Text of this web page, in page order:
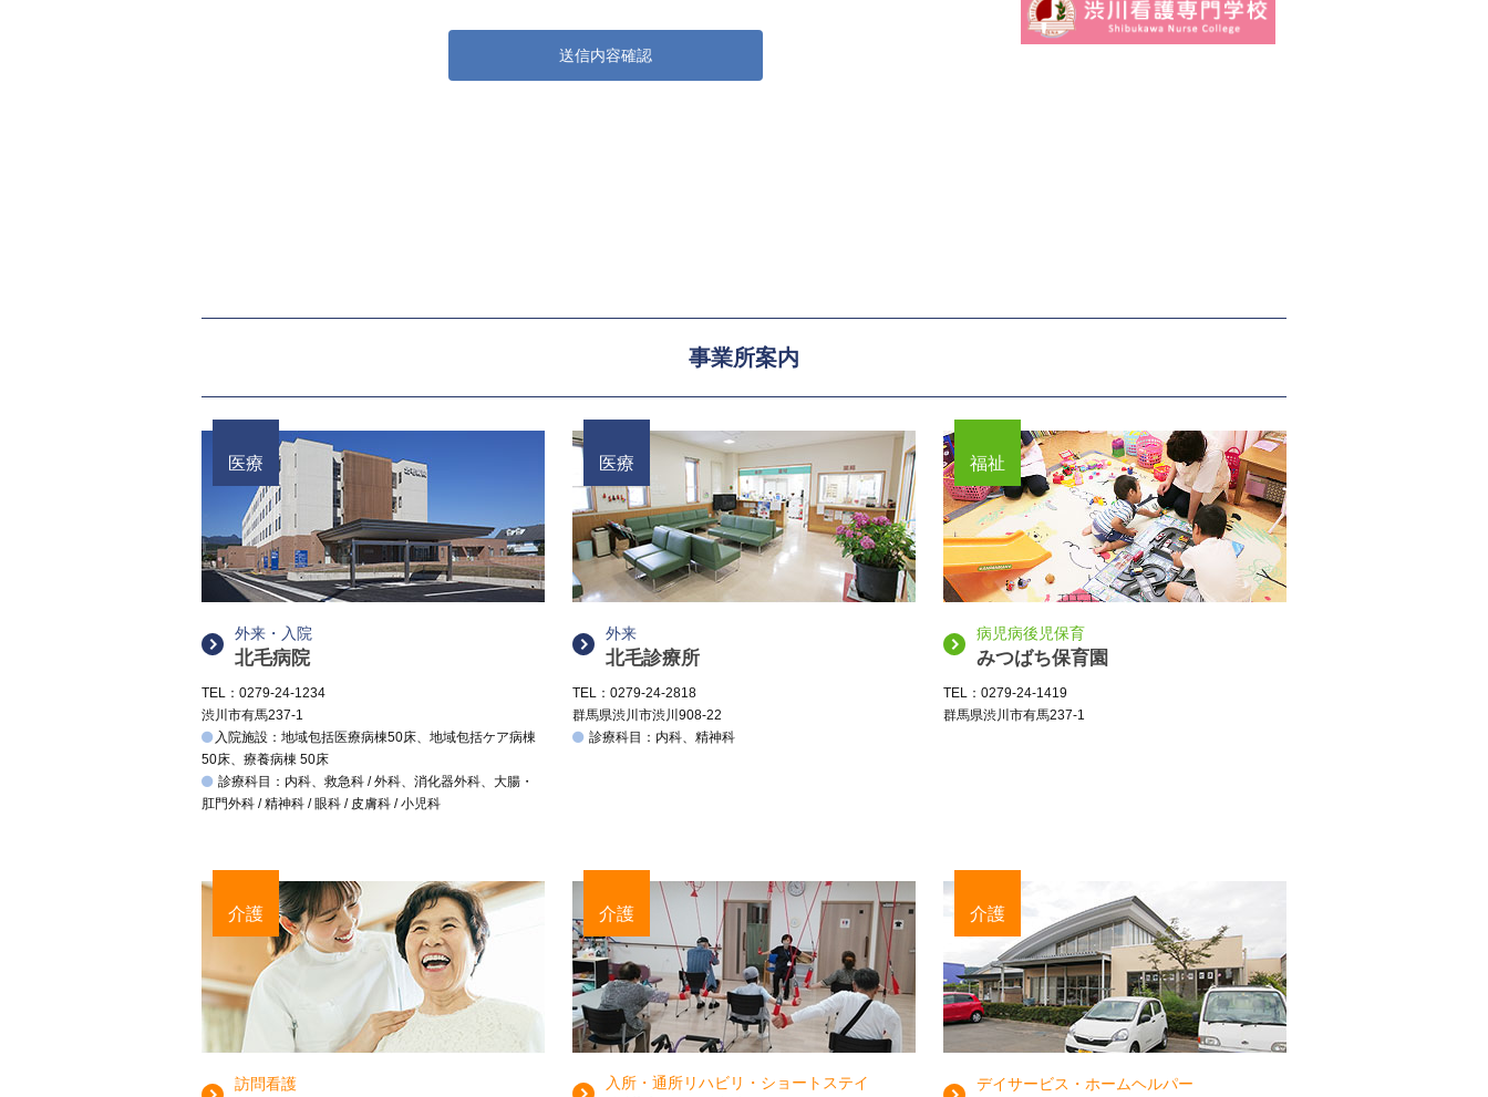
送信内容確認
事業所案内
医療
外来・入院
北毛病院
TEL：0279-24-1234
渋川市有馬237-1
入院施設：地域包括医療病棟50床、地域包括ケア病棟
50床、療養病棟 50床
診療科目：内科、救急科 / 外科、消化器外科、大腸・
肛門外科 / 精神科 / 眼科 / 皮膚科 / 小児科
医療
外来
北毛診療所
TEL：0279-24-2818
群馬県渋川市渋川908-22
診療科目：内科、精神科
福祉
病児病後児保育
みつばち保育園
TEL：0279-24-1419
群馬県渋川市有馬237-1
介護
訪問看護
介護
入所・通所リハビリ・ショートステイ
介護
デイサービス・ホームヘルパー